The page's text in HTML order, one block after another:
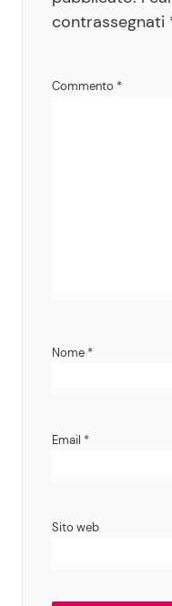
contrassegnati
Commento *
Nome *
Email *
Sito web